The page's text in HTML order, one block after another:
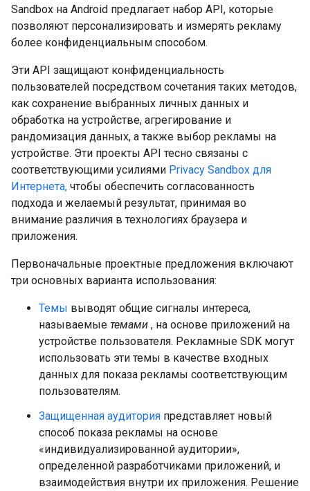
Sandbox на Android предлагает набор API, которые
позволяют персонализировать и измерять рекламу
более конфиденциальным способом.
Эти API защищают конфиденциальность
пользователей посредством сочетания таких методов,
как сохранение выбранных личных данных и
обработка на устройстве, агрегирование и
рандомизация данных, а также выбор рекламы на
устройстве. Эти проекты API тесно связаны с
соответствующими усилиями Privacy Sandbox для
Интернета, чтобы обеспечить согласованность
подхода и желаемый результат, принимая во
внимание различия в технологиях браузера и
приложения.
Первоначальные проектные предложения включают
три основных варианта использования:
Темы выводят общие сигналы интереса,
называемые темами , на основе приложений на
устройстве пользователя. Рекламные SDK могут
использовать эти темы в качестве входных
данных для показа рекламы соответствующим
пользователям.
Защищенная аудитория представляет новый
способ показа рекламы на основе
«индивидуализированной аудитории»,
определенной разработчиками приложений, и
взаимодействия внутри их приложения. Решение